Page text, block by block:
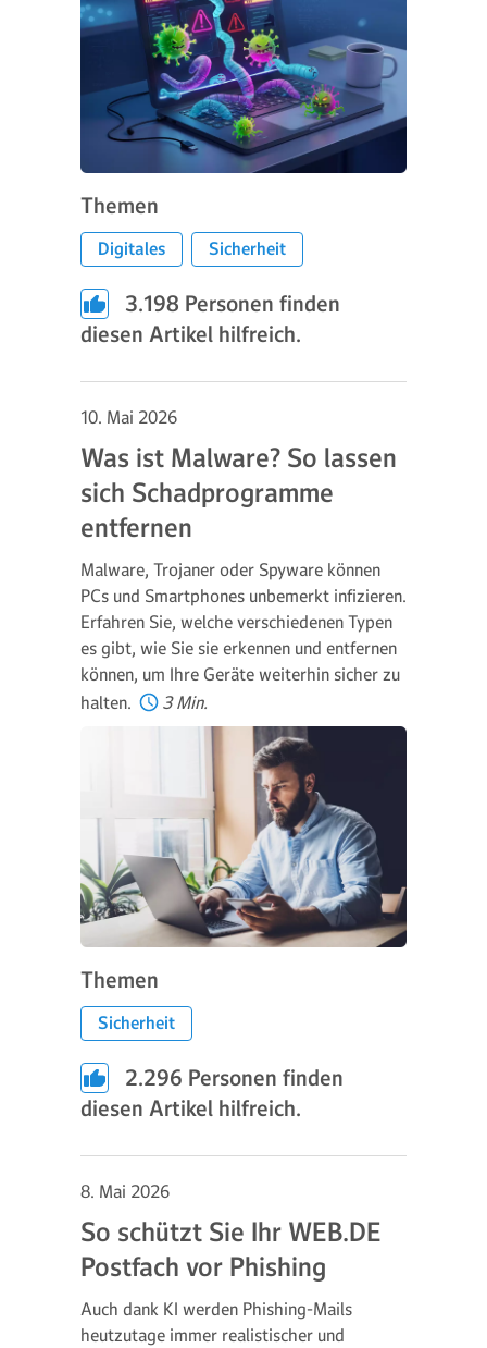
Themen
Digitales Sicherheit
3.198 Personen finden
diesen Artikel hilfreich.
10. Mai 2026
Was ist Malware? So lassen
sich Schadprogramme
entfernen
Malware, Trojaner oder Spyware können
PCs und Smartphones unbemerkt infizieren.
Erfahren Sie, welche verschiedenen Typen
es gibt, wie Sie sie erkennen und entfernen
können, um Ihre Geräte weiterhin sicher zu
halten.
3 Min.
Themen
Sicherheit
2.296 Personen finden
diesen Artikel hilfreich.
8. Mai 2026
So schützt Sie Ihr WEB.DE
Postfach vor Phishing
Auch dank KI werden Phishing-Mails
heutzutage immer realistischer und